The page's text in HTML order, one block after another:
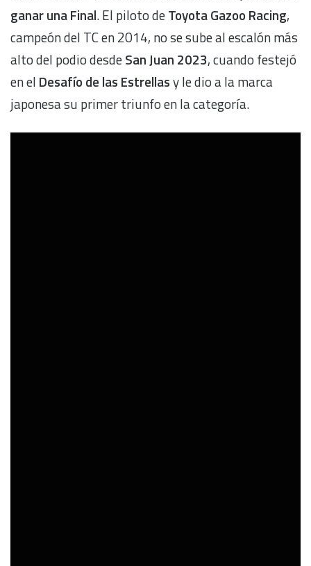
ganar una Final. El piloto deToyota Gazoo Racing,
campeón del TC en 2014, no se sube al escalón más
alto del podio desdeSan Juan 2023, cuando festejó
en el Desafío de las Estrellasy le dio a la marca
japonesa su primer triunfo en la categoría.